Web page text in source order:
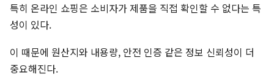
특히 온라인 쇼핑은 소비자가 제품을 직접 확인할 수 없다는 특
성이 있다.
이 때문에 원산지와 내용량, 안전 인증 같은 정보 신뢰성이 더
중요해진다.